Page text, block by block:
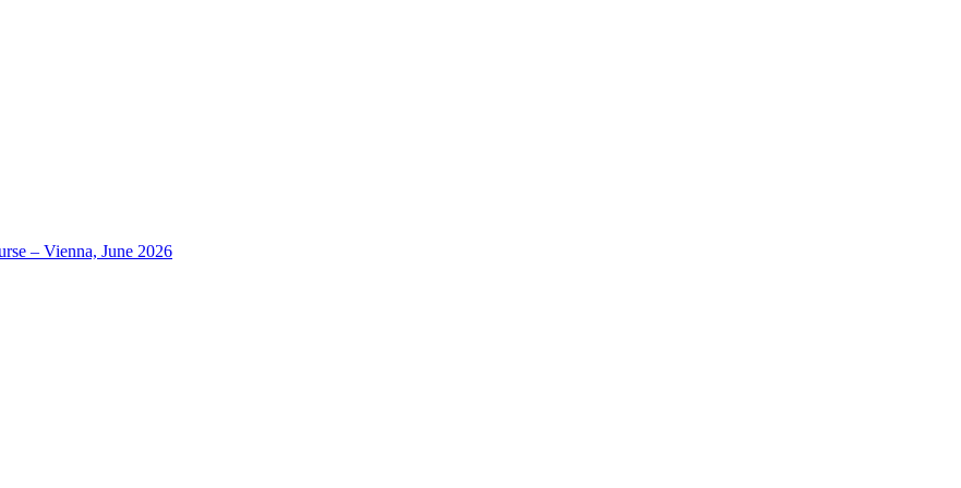
– Vienna, June 2026